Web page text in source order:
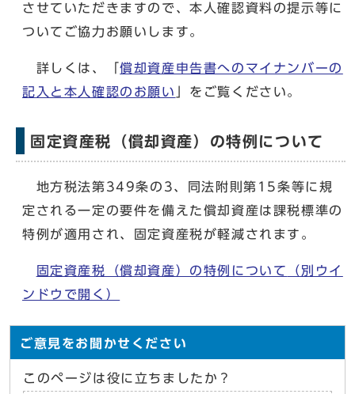
させていただきますので、本人確認資料の提示等に
ついてご協力お願いします。
詳しくは、「償却資産申告書へのマイナンバーの
記入と本人確認のお願い
」をご覧ください。
固定資産税（償却資産）の特例について
地方税法第349条の3、同法附則第15条等に規
定される一定の要件を備えた償却資産は課税標準の
特例が適用され、固定資産税が軽減されます。
固定資産税（償却資産）の特例について
（別ウイ
ンドウで開く）
ご意見をお聞かせください
このページは役に立ちましたか？